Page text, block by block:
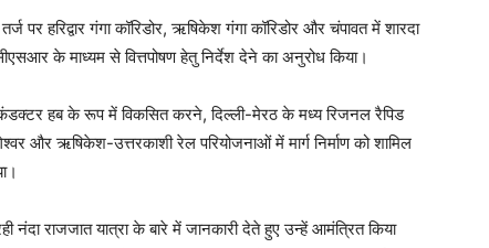
पर हरिद्वार गंगा कॉरिडोर, ऋषिकेश गंगा कॉरिडोर और चंपावत में शारदा
के माध्यम से वित्तपोषण हेतु निर्देश देने का अनुरोध किया।
हब के रूप में विकसित करने, दिल्ली-मेरठ के मध्य रिजनल रैपिड
और ऋषिकेश-उत्तरकाशी रेल परियोजनाओं में मार्ग निर्माण को शामिल
नंदा राजजात यात्रा के बारे में जानकारी देते हुए उन्हें आमंत्रित किया